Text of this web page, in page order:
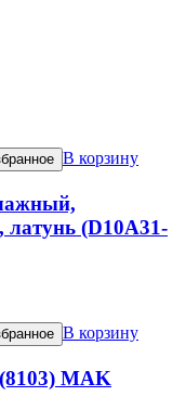
В корзину
латунь (D10A31-
В корзину
MAK